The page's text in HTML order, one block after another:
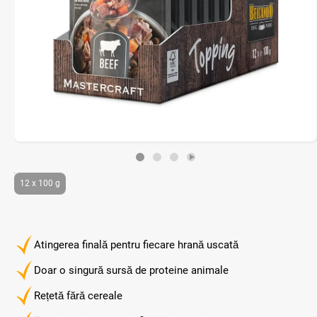
Atingerea finală pentru fiecare hrană uscată
Doar o singură sursă de proteine animale
Rețetă fără cereale
12 x 100 g